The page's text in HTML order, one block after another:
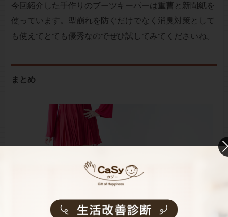
今回紹介した手作りのブーツキーパーは重曹と新聞紙を
使っています。型崩れを防ぐだけでなく消臭対策として
も使えてとても優秀なのでぜひ試してみてくださいね。
まとめ